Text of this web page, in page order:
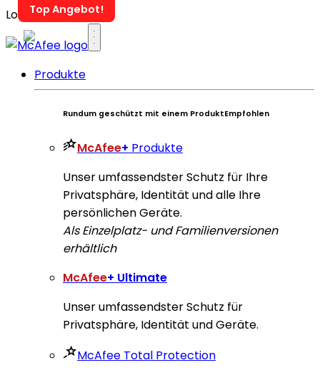
Loading...
Produkte
Rundum geschützt mit einem ProduktEmpfohlen
McAfee+ Produkte
Unser umfassendster Schutz für Ihre
Privatsphäre, Identität und alle Ihre
persönlichen Geräte.
Als Einzelplatz- und Familienversionen
erhältlich
McAfee+ Ultimate
Unser umfassendster Schutz für
Privatsphäre, Identität und Geräte.
McAfee Total Protection